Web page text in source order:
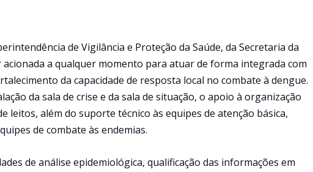
de Vigilância e Proteção da Saúde, da Secretaria da
acionada a qualquer momento para atuar de forma integrada com
da capacidade de resposta local no combate à dengue.
da sala de crise e da sala de situação, o apoio à organização
leitos, além do suporte técnico às equipes de atenção básica,
de combate às endemias.
de análise epidemiológica, qualificação das informações em